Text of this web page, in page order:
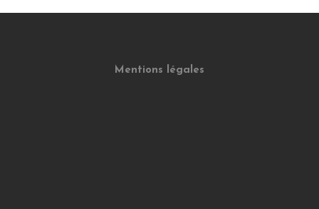
Mentions légales